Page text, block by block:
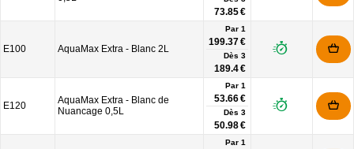
73.85 €
E100 AquaMax Extra - Blanc 2L
Par 1
199.37 €
Dès 3
189.4 €
E120
AquaMax Extra - Blanc de
Nuancage 0,5L
Par 1
53.66 €
Dès 3
50.98 €
Par 1